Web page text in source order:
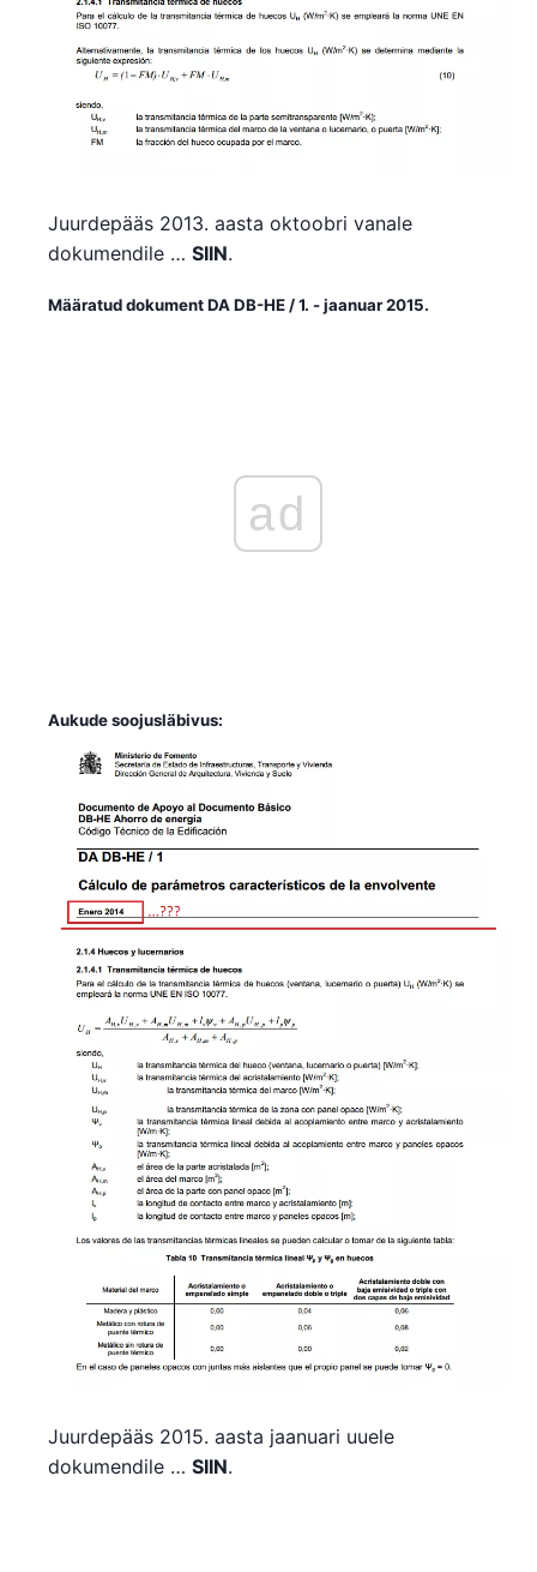
Juurdepääs 2013. aasta oktoobri vanale
dokumendile … SIIN.
Määratud dokument DA DB-HE / 1. - jaanuar 2015.
ad
Aukude soojusläbivus:
Juurdepääs 2015. aasta jaanuari uuele
dokumendile … SIIN.